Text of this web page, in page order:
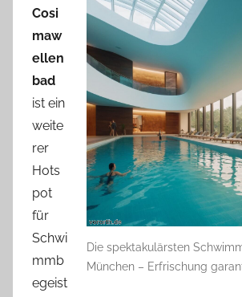
Die spektakulärsten
München – Erfrischung
Cosi
maw
ellen
bad
ist ein
weite
rer
Hots
pot
für
Schwi
mmb
egeist